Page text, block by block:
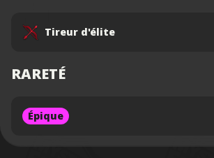
Tireur d'élite
RARETÉ
Épique